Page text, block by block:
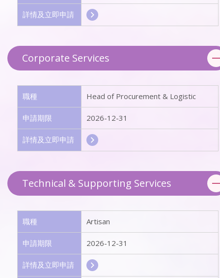
詳情及立即申請
Corporate Services
職種 Head of Procurement & Logistic
申請期限 2026-12-31
詳情及立即申請
Technical & Supporting Services
職種 Artisan
申請期限 2026-12-31
詳情及立即申請